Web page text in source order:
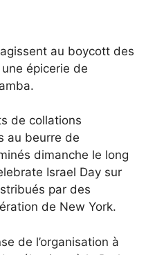
au boycott des
épicerie de
de collations
au beurre de
dimanche le long
Israel Day sur
par des
de New York.
de l’organisation à